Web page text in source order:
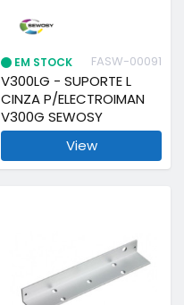
EM STOCK FASW-00091
V300LG - SUPORTE L
CINZA P/ELECTROIMAN
V300G SEWOSY
View